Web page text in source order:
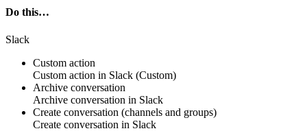
Do this…
Slack
Custom action
Custom action in Slack (Custom)
Archive conversation
Archive conversation in Slack
Create conversation (channels and groups)
Create conversation in Slack